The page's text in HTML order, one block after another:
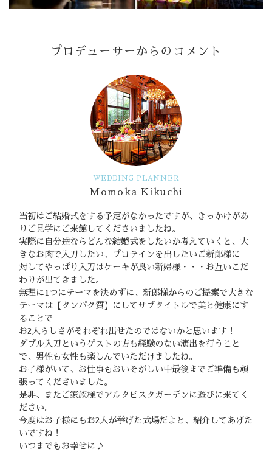
プロデューサーからのコメント
WEDDING PLANNER
Momoka Kikuchi
当初はご結婚式をする予定がなかったですが、きっかけがあ
りご見学にご来館してくださいましたね。
実際に自分達ならどんな結婚式をしたいか考えていくと、大
きなお肉で入刀したい、プロテインを出したいご新郎様に
対してやっぱり入刀はケーキが良い新婦様・・・お互いこだ
わりが出てきました。
無理に1つにテーマを決めずに、新郎様からのご提案で大きな
テーマは【タンパク質】にしてサブタイトルで美と健康にす
ることで
お2人らしさがそれぞれ出せたのではないかと思います！
ダブル入刀というゲストの方も経験のない演出を行うこと
で、男性も女性も楽しんでいただけましたね。
お子様がいて、お仕事もおいそがしい中最後までご準備も頑
張ってくださいました。
是非、またご家族様でアルタビスタガーデンに遊びに来てく
ださい。
今度はお子様にもお2人が挙げた式場だよと、紹介してあげた
いですね！
いつまでもお幸せに♪